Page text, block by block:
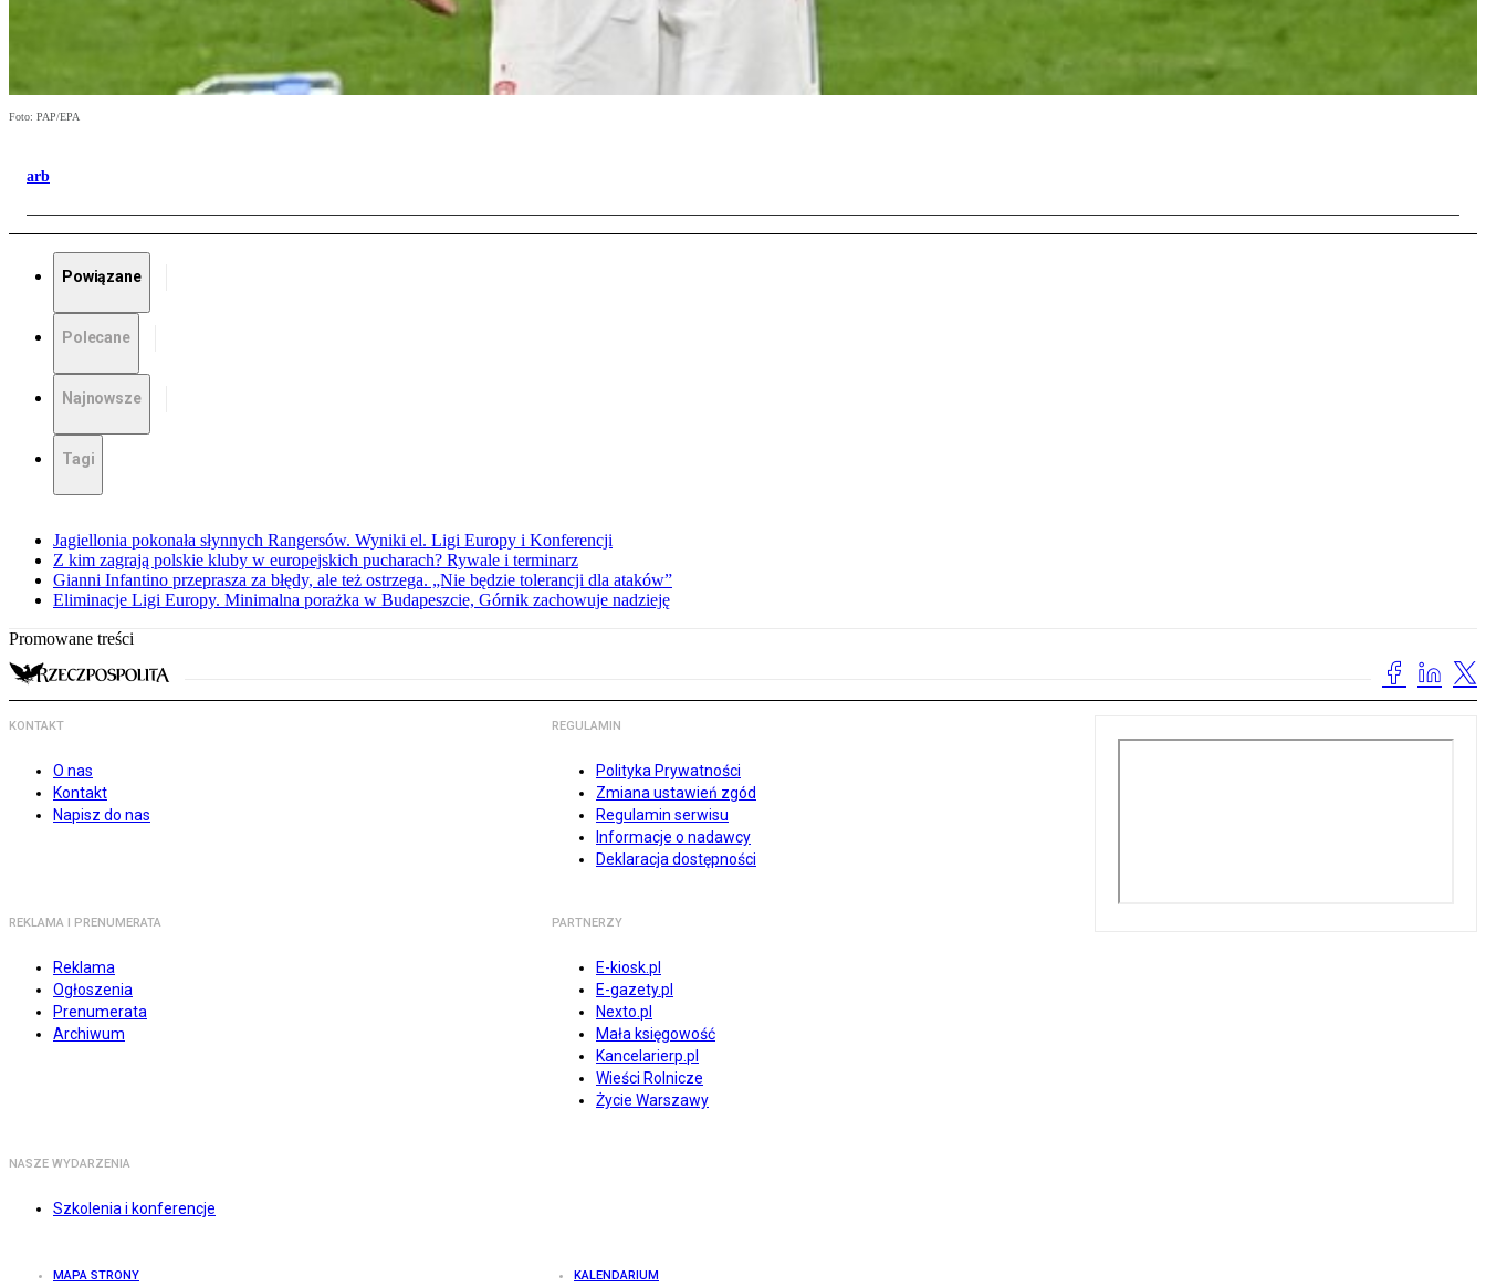
Foto: PAP/EPA
arb
Powiązane
Polecane
Najnowsze
Tagi
Jagiellonia pokonała słynnych Rangersów. Wyniki el. Ligi Europy i Konferencji
Z kim zagrają polskie kluby w europejskich pucharach? Rywale i terminarz
Gianni Infantino przeprasza za błędy, ale też ostrzega. „Nie będzie tolerancji dla ataków”
Eliminacje Ligi Europy. Minimalna porażka w Budapeszcie, Górnik zachowuje nadzieję
Promowane treści
KONTAKT
O nas
Kontakt
Napisz do nas
REGULAMIN
Polityka Prywatności
Zmiana ustawień zgód
Regulamin serwisu
Informacje o nadawcy
Deklaracja dostępności
REKLAMA I PRENUMERATA
Reklama
Ogłoszenia
Prenumerata
Archiwum
PARTNERZY
E-kiosk.pl
E-gazety.pl
Nexto.pl
Mała księgowość
Kancelarierp.pl
Wieści Rolnicze
Życie Warszawy
NASZE WYDARZENIA
Szkolenia i konferencje
MAPA STRONY KALENDARIUM